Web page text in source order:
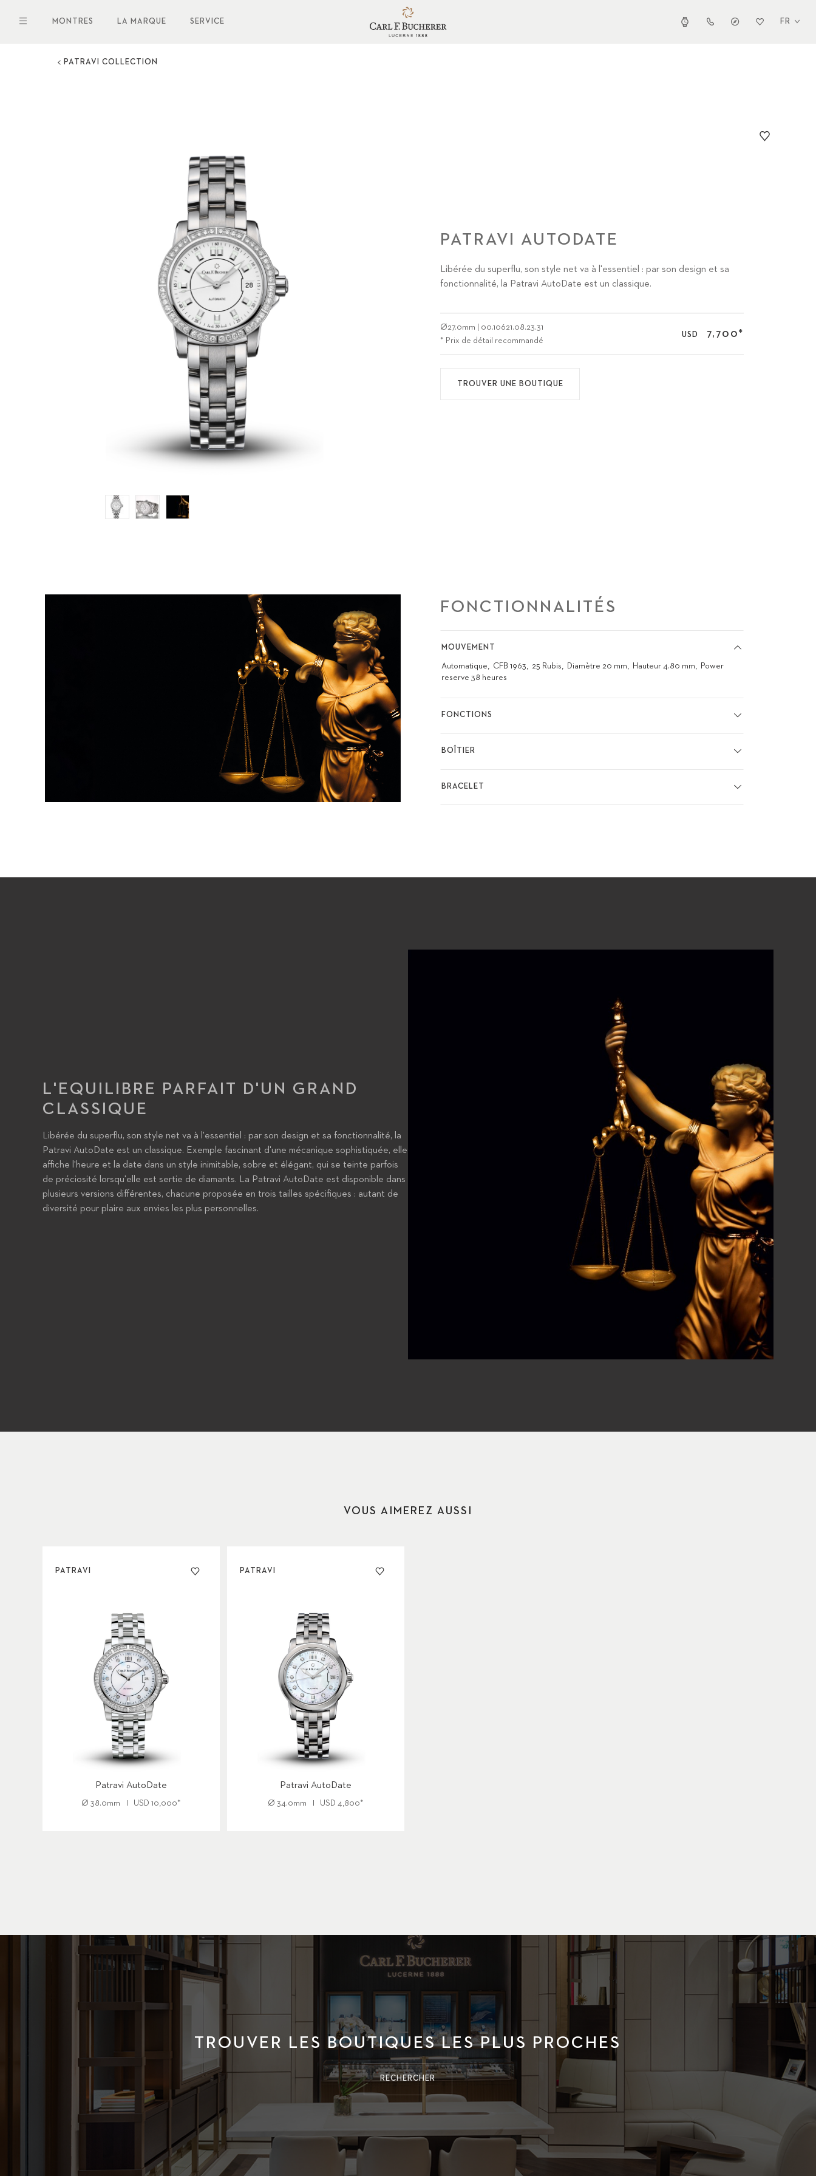
MONTRES LA MARQUE SERVICE FR
PATRAVI COLLECTION
PATRAVI AUTODATE
Libérée du superflu, son style net va à l'essentiel : par son design et sa
fonctionnalité, la Patravi AutoDate est un classique.
Ø27.0mm
00.10621.08.23.31
* Prix de détail recommandé
USD 7,700*
TROUVER UNE BOUTIQUE
FONCTIONNALITÉS
MOUVEMENT
Automatique CFB 1963 25 Rubis Diamètre 20 mm Hauteur 4.80 mm
Power
reserve 38 heures
FONCTIONS
BOÎTIER
BRACELET
L'EQUILIBRE PARFAIT D'UN GRAND
CLASSIQUE
Libérée du superflu, son style net va à l'essentiel : par son design et sa fonctionnalité, la
Patravi AutoDate est un classique. Exemple fascinant d'une mécanique sophistiquée, elle
affiche l'heure et la date dans un style inimitable, sobre et élégant, qui se teinte parfois
de préciosité lorsqu'elle est sertie de diamants. La Patravi AutoDate est disponible dans
plusieurs versions différentes, chacune proposée en trois tailles spécifiques : autant de
diversité pour plaire aux envies les plus personnelles.
VOUS AIMEREZ AUSSI
PATRAVI
Patravi AutoDate
Ø 38.0mm USD 10,000*
PATRAVI
Patravi AutoDate
Ø 34.0mm USD 4,800*
TROUVER LES BOUTIQUES LES PLUS PROCHES
RECHERCHER